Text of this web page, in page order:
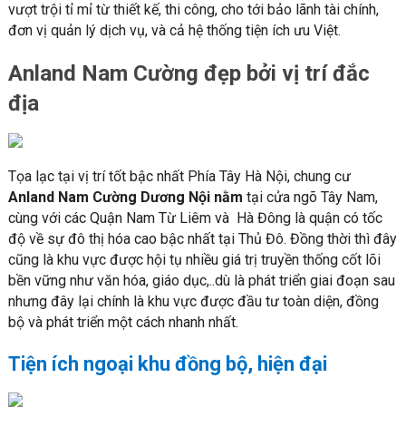
vượt trội tỉ mỉ từ thiết kế, thi công, cho tới bảo lãnh tài chính,
đơn vị quản lý dịch vụ, và cả hệ thống tiện ích ưu Việt.
Anland Nam Cường đẹp bởi vị trí đắc
địa
Tọa lạc tại vị trí tốt bậc nhất Phía Tây Hà Nội, chung cư
Anland Nam Cường Dương Nộinằm tại cửa ngõ Tây Nam,
cùng với các Quận Nam Từ Liêm và Hà Đông là quận có tốc
độ về sự đô thị hóa cao bậc nhất tại Thủ Đô. Đồng thời thì đây
cũng là khu vực được hội tụ nhiều giá trị truyền thống cốt lõi
bền vững như văn hóa, giáo dục,..dù là phát triển giai đoạn sau
nhưng đây lại chính là khu vực được đầu tư toàn diện, đồng
bộ và phát triển một cách nhanh nhất.
Tiện ích ngoại khu đồng bộ, hiện đại